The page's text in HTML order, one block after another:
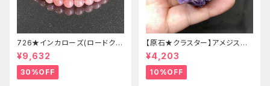
726★インカローズ(ロードクロ
サイト)★天然石ブレスレット新
品
¥9,632
30%OFF
【原石★クラスター】アメジスト
★ハート形★cp-071天然石パ
ワーストーン★インテリア置物
¥4,203
10%OFF